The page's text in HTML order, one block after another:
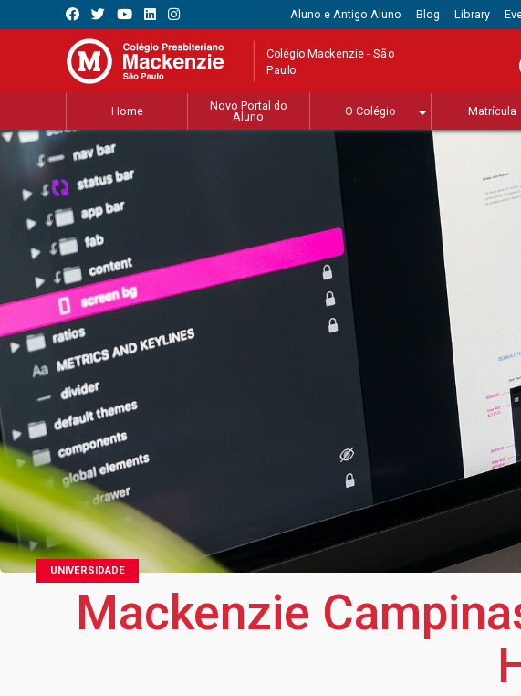
Aluno e Antigo Aluno Blog Library
Colégio Mackenzie - São
Paulo
Home
Novo Portal do
Aluno
O Colégio Matrícula
UNIVERSIDADE
Mackenzie